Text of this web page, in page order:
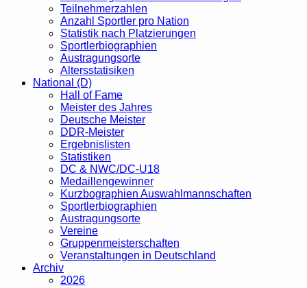
Teilnehmerzahlen
Anzahl Sportler pro Nation
Statistik nach Platzierungen
Sportlerbiographien
Austragungsorte
Altersstatisiken
National (D)
Hall of Fame
Meister des Jahres
Deutsche Meister
DDR-Meister
Ergebnislisten
Statistiken
DC & NWC/DC-U18
Medaillengewinner
Kurzbographien Auswahlmannschaften
Sportlerbiographien
Austragungsorte
Vereine
Gruppenmeisterschaften
Veranstaltungen in Deutschland
Archiv
2026